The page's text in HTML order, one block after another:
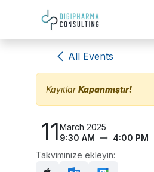
Skip to Content
All Events
KayıtlarKapanmıştır!
11March 2025
9:30 AM
4:00 PM
Takviminize ekleyin: